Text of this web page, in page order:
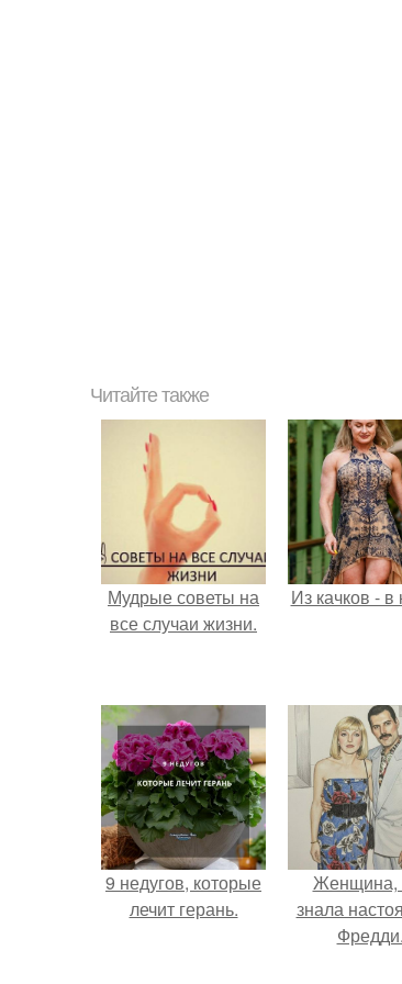
Читайте также
Мудрые советы на
все случаи жизни.
Из качков - в
9 недугов, которые
лечит герань.
Женщина,
знала
Фредди.